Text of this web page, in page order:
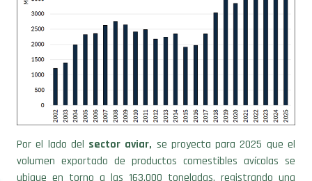
Por el lado delsector aviar,se proyecta para 2025 que el
volumen exportado de productos comestibles avícolas se
ubique en torno a las 163.000 toneladas, registrando una
disminución interanual del 12% como resultado del mayor